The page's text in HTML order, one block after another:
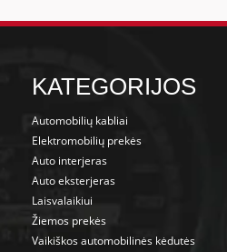
KATEGORIJOS
Automobilių kabliai
Elektromobilių prekės
Auto interjeras
Auto eksterjeras
Laisvalaikiui
Žiemos prekės
Vaikiškos automobilinės kėdutės